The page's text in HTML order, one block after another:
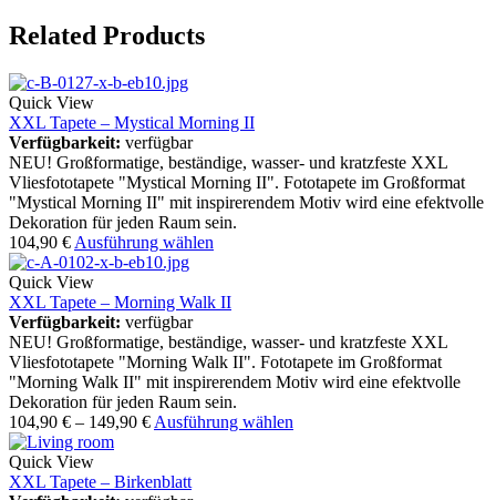
Related Products
Quick View
XXL Tapete – Mystical Morning II
Verfügbarkeit: verfügbar
NEU! Großformatige, beständige, wasser- und kratzfeste XXL
Vliesfototapete "Mystical Morning II". Fototapete im Großformat
"Mystical Morning II" mit inspirerendem Motiv wird eine efektvolle
Dekoration für jeden Raum sein.
104,90 € Ausführung wählen
Quick View
XXL Tapete – Morning Walk II
Verfügbarkeit: verfügbar
NEU! Großformatige, beständige, wasser- und kratzfeste XXL
Vliesfototapete "Morning Walk II". Fototapete im Großformat
"Morning Walk II" mit inspirerendem Motiv wird eine efektvolle
Dekoration für jeden Raum sein.
104,90 € – 149,90 € Ausführung wählen
Quick View
XXL Tapete – Birkenblatt